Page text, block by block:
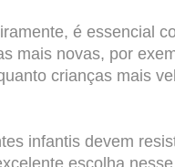
é essencial
mais novas, por
crianças mais
infantis devem
escolha nesse